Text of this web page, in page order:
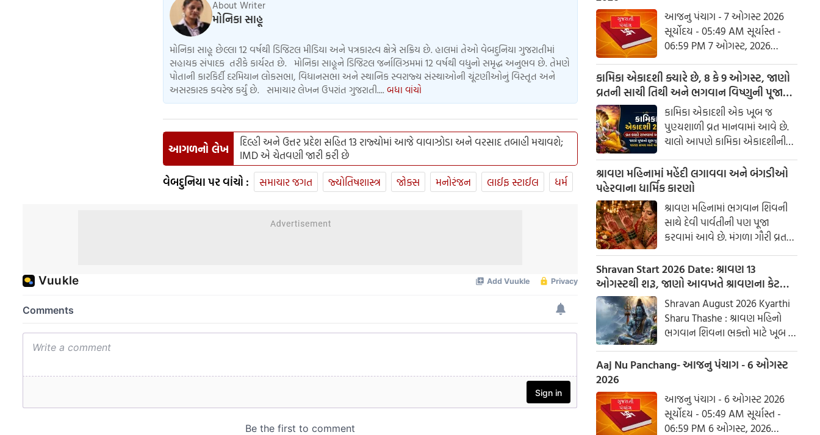
About Writer
મોનિકા સાહૂ
મોનિકા સાહૂ છેલ્લા 12 વર્ષથી ડિજિટલ મીડિયા અને પત્રકારત્વ ક્ષેત્રે સક્રિય છે. હાલમાં તેઓ વેબદુનિયા ગુજરાતીમાં
સહાયક સંપાદક તરીકે કાર્યરત છે. મોનિકા સાહૂને ડિજિટલ જર્નાલિઝમમાં 12 વર્ષથી વધુનો સમૃદ્ધ અનુભવ છે. તેમણે
પોતાની કારકિર્દી દરમિયાન લોકસભા, વિધાનસભા અને સ્થાનિક સ્વરાજ્ય સંસ્થાઓની ચૂંટણીઓનું વિસ્તૃત અને
અસરકારક કવરેજ કર્યું છે. સમાચાર લેખન ઉપરાંત ગુજરાતી.... બધા વાંચો
આગળનો લેખ
દિલ્હી અને ઉત્તર પ્રદેશ સહિત 13 રાજ્યોમાં આજે વાવાઝોડા અને વરસાદ તબાહી મચાવશે;
IMD એ ચેતવણી જારી કરી છે
વેબદુનિયા પર વાંચો : સમાચાર જગત જ્યોતિષશાસ્ત્ર જોક્સ મનોરંજન લાઈફ સ્ટાઈલ ધર્મ
આજનુ પંચાગ - 7 ઓગસ્ટ 2026
સૂર્યોદય - 05:49 AM સૂર્યાસ્ત -
06:59 PM 7 ઓગસ્ટ, 2026
શુક્રવાર આષાઢ વદ નોમ - વિક્રમ
સંવત 2082
કામિકા એકાદશી ક્યારે છે, 8 કે 9 ઓગસ્ટ, જાણો
વ્રતની સાચી તિથી અને ભગવાન વિષ્ણુની પૂજાનું
શુભ મુહૂર્ત
કામિકા એકાદશી એક ખૂબ જ
પુણ્યશાળી વ્રત માનવામાં આવે છે.
ચાલો આપણે કામિકા એકાદશીની
ચોક્કસ તારીખ અને આ દિવસે પૂજા
કરવાનો શુભ સમય જાણીએ.
શ્રાવણ મહિનામાં મહેંદી લગાવવા અને બંગડીઓ
પહેરવાના ધાર્મિક કારણો
શ્રાવણ મહિનામાં ભગવાન શિવની
સાથે દેવી પાર્વતીની પણ પૂજા
કરવામાં આવે છે. મંગળા ગૌરી વ્રત
અને હરિયાળી તીજ જેવા પ્રસંગોએ
મહેંદી લગાવવી અને લીલા રંગના
કપડાં પહેરવા એ પતિના લાંબા
માટે શુભ માનવામાં આવે છે.
આપણી પરંપરાઓમાં, સ્ત્રીઓને
પ્રકૃતિનું સ્વરૂપ માનવામાં આવે છે.
Shravan Start 2026 Date: શ્રાવણ 13
ઓગસ્ટથી શરૂ, જાણો આવખતે શ્રાવણના કેટલા
સોમવાર રહેશે
Shravan August 2026 Kyarthi
Sharu Thashe : શ્રાવણ મહિનો
ભગવાન શિવના ભક્તો માટે ખૂબ જ
ખાસ છે. આ મહિનામાં ભગવાન
શિવની પૂજા કરવાથી ઈચ્છાઓ
ઝડપથી પૂર્ણ થાય છે. ધાર્મિક
માન્યતાઓ અનુસાર, ભગવાન શિવે
આ મહિનામાં દેવી પાર્વતીને પોતાની
પત્ની તરીકે સ્વીકાર્યા હતા. ચાલો
Aaj Nu Panchang- આજનુ પંચાગ - 6 ઓગસ્ટ
2026
આજનુ પંચાગ - 6 ઓગસ્ટ 2026
સૂર્યોદય - 05:49 AM સૂર્યાસ્ત -
06:59 PM 6 ઓગસ્ટ, 2026